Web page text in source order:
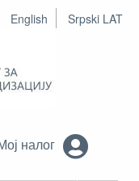
English Srpski LAT
налог